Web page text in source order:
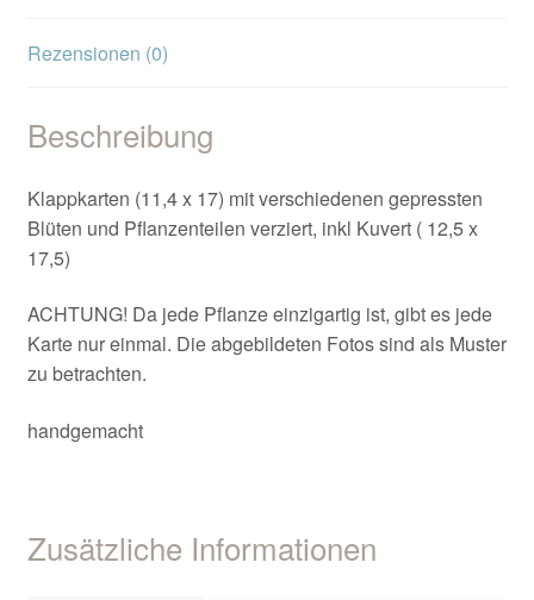
Rezensionen (0)
Beschreibung
Klappkarten (11,4 x 17) mit verschiedenen gepressten
Blüten und Pflanzenteilen verziert, inkl Kuvert ( 12,5 x
17,5)
ACHTUNG! Da jede Pflanze einzigartig ist, gibt es jede
Karte nur einmal. Die abgebildeten Fotos sind als Muster
zu betrachten.
handgemacht
Zusätzliche Informationen